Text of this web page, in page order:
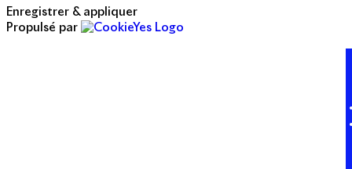
Enregistrer & appliquer
Propulsé par